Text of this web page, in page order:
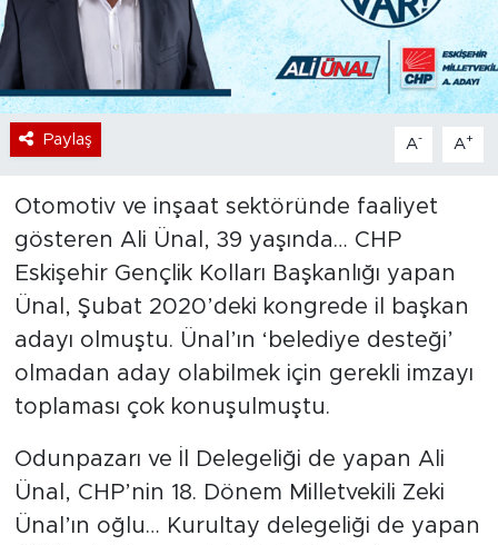
Paylaş A- A+
Otomotiv ve inşaat sektöründe faaliyet
gösteren Ali Ünal, 39 yaşında… CHP
Eskişehir Gençlik Kolları Başkanlığı yapan
Ünal, Şubat 2020’deki kongrede il başkan
adayı olmuştu. Ünal’ın ‘belediye desteği’
olmadan aday olabilmek için gerekli imzayı
toplaması çok konuşulmuştu.
Odunpazarı ve İl Delegeliği de yapan Ali
Ünal, CHP’nin 18. Dönem Milletvekili Zeki
Ünal’ın oğlu… Kurultay delegeliği de yapan
Teknoloji
Magazin
Dünya